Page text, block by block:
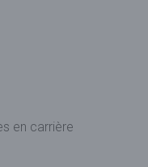
en carrière